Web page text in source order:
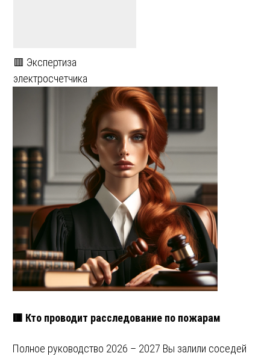
🟥 Экспертиза
электросчетчика
🟥 Кто проводит расследование по пожарам
Полное руководство 2026 – 2027 Вы залили соседей